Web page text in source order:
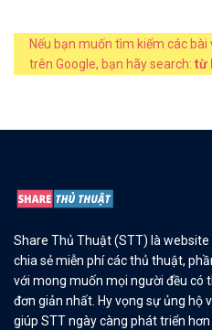
Nếu bạn muốn tìm kiếm các
trên Google, bạn hãy search: từ
Share Thủ Thuật (STT) là
chia sẻ miễn phí các thủ thuật,
với mong muốn mọi người đều có
đơn giản nhất. Hy vọng sự ủng hộ
giúp STT ngày càng phát triển hơn